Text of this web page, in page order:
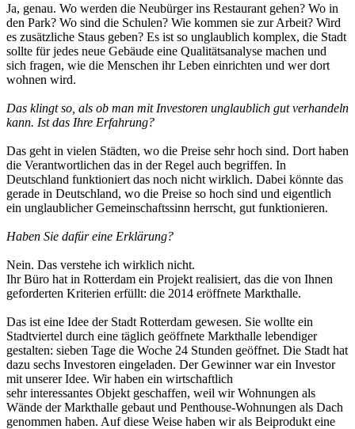
Ja, genau. Wo werden die Neubürger ins Restaurant gehen? Wo in
den Park? Wo sind die Schulen? Wie kommen sie zur Arbeit? Wird
es zusätzliche Staus geben? Es ist so unglaublich komplex, die Stadt
sollte für jedes neue Gebäude eine Qualitätsanalyse machen und
sich fragen, wie die Menschen ihr Leben einrichten und wer dort
wohnen wird.
Das klingt so, als ob man mit Investoren unglaublich gut verhandeln
kann. Ist das Ihre Erfahrung?
Das geht in vielen Städten, wo die Preise sehr hoch sind. Dort haben
die Verantwortlichen das in der Regel auch begriffen. In
Deutschland funktioniert das noch nicht wirklich. Dabei könnte das
gerade in Deutschland, wo die Preise so hoch sind und eigentlich
ein unglaublicher Gemeinschaftssinn herrscht, gut funktionieren.
Haben Sie dafür eine Erklärung?
Nein. Das verstehe ich wirklich nicht.
Ihr Büro hat in Rotterdam ein Projekt realisiert, das die von Ihnen
geforderten Kriterien erfüllt: die 2014 eröffnete Markthalle.
Das ist eine Idee der Stadt Rotterdam gewesen. Sie wollte ein
Stadtviertel durch eine täglich geöffnete Markthalle lebendiger
gestalten: sieben Tage die Woche 24 Stunden geöffnet. Die Stadt hat
dazu sechs Investoren eingeladen. Der Gewinner war ein Investor
mit unserer Idee. Wir haben ein wirtschaftlich
sehr interessantes Objekt geschaffen, weil wir Wohnungen als
Wände der Markthalle gebaut und Penthouse-Wohnungen als Dach
genommen haben. Auf diese Weise haben wir als Beiprodukt eine